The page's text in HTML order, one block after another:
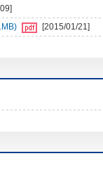
[2015/01/21]